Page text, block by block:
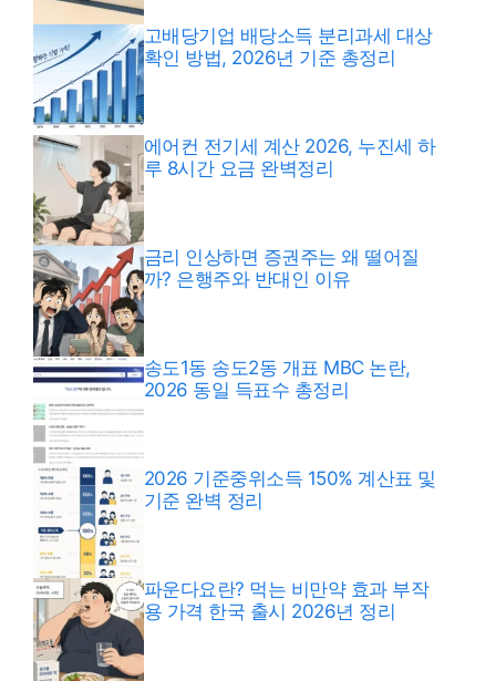
고배당기업 배당소득 분리과세 대상
확인 방법, 2026년 기준 총정리
에어컨 전기세 계산 2026, 누진세 하
루 8시간 요금 완벽정리
금리 인상하면 증권주는 왜 떨어질
까? 은행주와 반대인 이유
송도1동 송도2동 개표 MBC 논란,
2026 동일 득표수 총정리
2026 기준중위소득 150% 계산표 및
기준 완벽 정리
파운다요란? 먹는 비만약 효과 부작
용 가격 한국 출시 2026년 정리